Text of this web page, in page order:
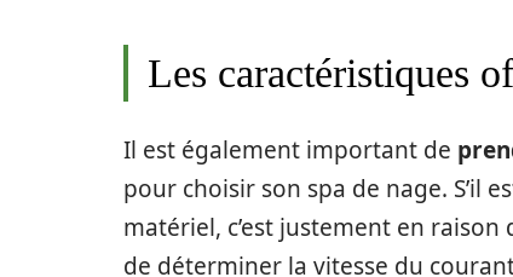
Les caractéristiques
Il est également important de
pour choisir son spa de nage. S’il
matériel, c’est justement en
de déterminer la vitesse du